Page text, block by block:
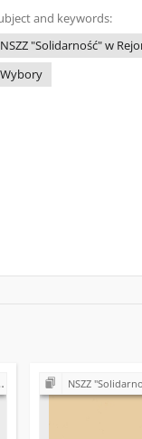
and keywords:
NSZZ "Solidarność" w
Wybory
NSZZ "Solidarność" w Rejonie Budowy Dróg w Kielcach (Komisje